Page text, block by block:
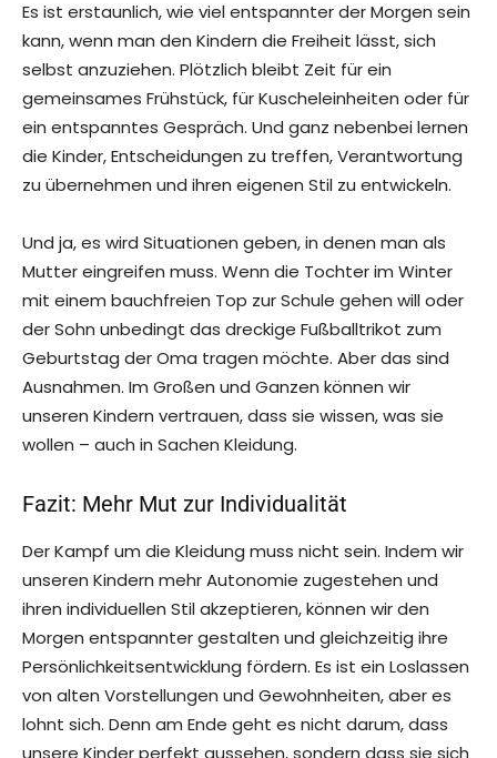
Es ist erstaunlich, wie viel entspannter der Morgen sein
kann, wenn man den Kindern die Freiheit lässt, sich
selbst anzuziehen. Plötzlich bleibt Zeit für ein
gemeinsames Frühstück, für Kuscheleinheiten oder für
ein entspanntes Gespräch. Und ganz nebenbei lernen
die Kinder, Entscheidungen zu treffen, Verantwortung
zu übernehmen und ihren eigenen Stil zu entwickeln.
Und ja, es wird Situationen geben, in denen man als
Mutter eingreifen muss. Wenn die Tochter im Winter
mit einem bauchfreien Top zur Schule gehen will oder
der Sohn unbedingt das dreckige Fußballtrikot zum
Geburtstag der Oma tragen möchte. Aber das sind
Ausnahmen. Im Großen und Ganzen können wir
unseren Kindern vertrauen, dass sie wissen, was sie
wollen – auch in Sachen Kleidung.
Fazit: Mehr Mut zur Individualität
Der Kampf um die Kleidung muss nicht sein. Indem wir
unseren Kindern mehr Autonomie zugestehen und
ihren individuellen Stil akzeptieren, können wir den
Morgen entspannter gestalten und gleichzeitig ihre
Persönlichkeitsentwicklung fördern. Es ist ein Loslassen
von alten Vorstellungen und Gewohnheiten, aber es
lohnt sich. Denn am Ende geht es nicht darum, dass